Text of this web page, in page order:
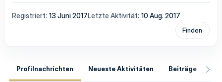
Registriert 13 Juni 2017Letzte Aktivität 10 Aug. 2017
Finden
Profilnachrichten Neueste Aktivitäten Beiträge